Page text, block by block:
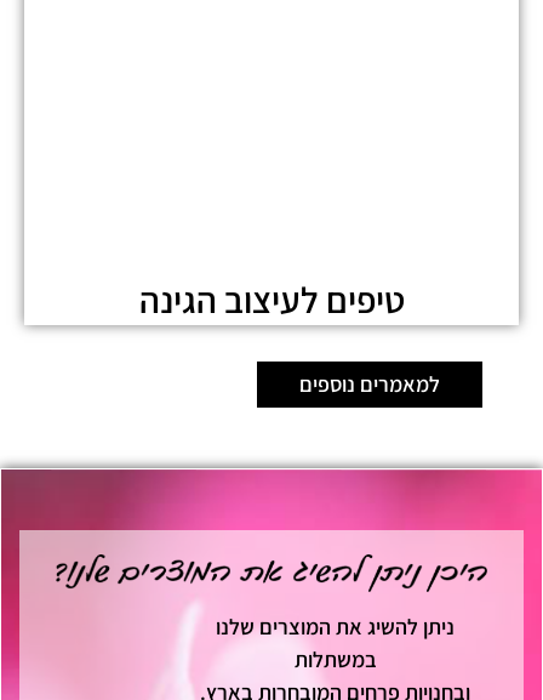
טיפים לעיצוב הגינה
למאמרים נוספים
ניתן להשיג את המוצרים שלנו
במשתלות
ובחנויות פרחים המובחרות בארץ.